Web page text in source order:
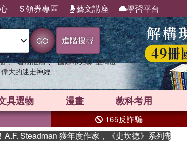
領券專區 藝文講座 學習平台
GO 進階搜尋
、 暑期推薦 、 國際布克獎 臺灣漫
偉大的迷走神經
具選物 漫畫 教科考用
165反詐騙
Steadman 獲年度作家，《史坎德》系列帶你踏上